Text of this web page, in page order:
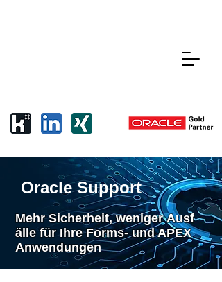
Oracle Support
MehrSicherheit, wenigerAusf
älle fürIhreForms- und APEX
Anwendungen